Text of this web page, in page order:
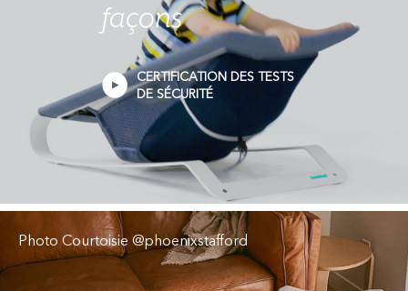
façons
CERTIFICATION DES TESTS
DE SÉCURITÉ
Photo Courtoisie @phoenixstafford